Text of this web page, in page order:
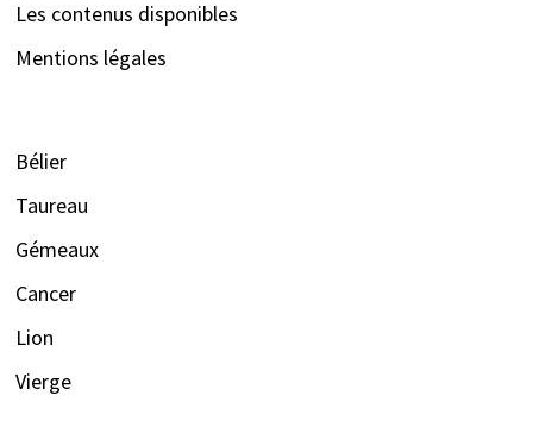
Les contenus disponibles
Mentions légales
Bélier
Taureau
Gémeaux
Cancer
Lion
Vierge